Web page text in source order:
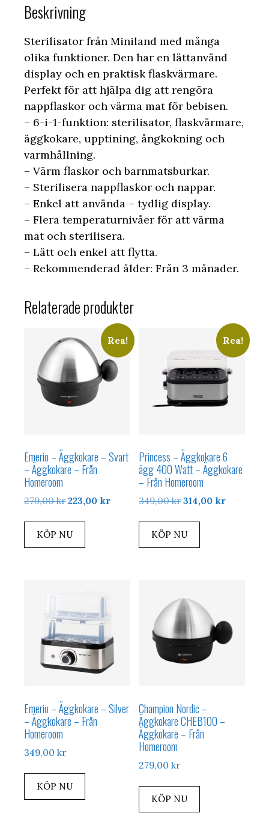
Beskrivning
Sterilisator från Miniland med många
olika funktioner. Den har en lättanvänd
display och en praktisk flaskvärmare.
Perfekt för att hjälpa dig att rengöra
nappflaskor och värma mat för bebisen.
– 6-i-1-funktion: sterilisator, flaskvärmare,
äggkokare, upptining, ångkokning och
varmhållning.
– Värm flaskor och barnmatsburkar.
– Sterilisera nappflaskor och nappar.
– Enkel att använda – tydlig display.
– Flera temperaturnivåer för att värma
mat och sterilisera.
– Lätt och enkel att flytta.
– Rekommenderad ålder: Från 3 månader.
Relaterade produkter
Rea!
Emerio – Äggkokare – Svart
– Äggkokare – Från
Homeroom
279,00kr Det
var:
223,00 krDet
KÖP NU
Rea!
Princess – Äggkokare 6
ägg 400 Watt – Äggkokare
– Från Homeroom
349,00krDet
var:
314,00 krDet
KÖP NU
Emerio – Äggkokare – Silver
– Äggkokare – Från
Homeroom
349,00 kr
KÖP NU
Champion Nordic –
Äggkokare CHEB100 –
Äggkokare – Från
Homeroom
279,00kr
KÖP NU